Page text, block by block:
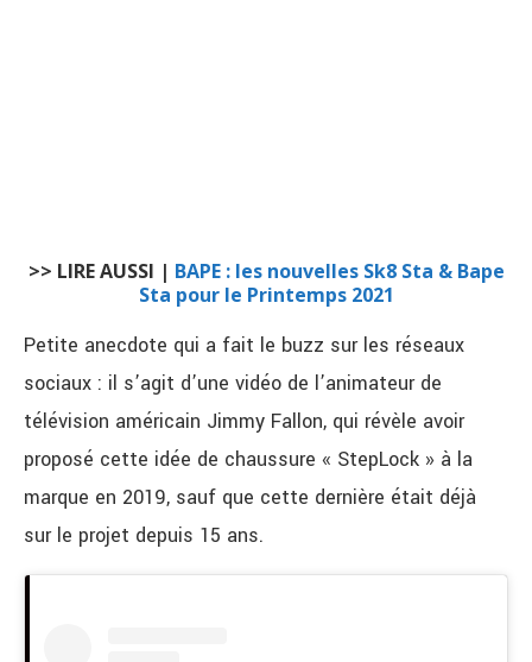
>> LIRE AUSSI | BAPE : les nouvelles Sk8 Sta & Bape
Sta pour le Printemps 2021
Petite anecdote qui a fait le buzz sur les réseaux
sociaux : il s’agit d’une vidéo de l’animateur de
télévision américain Jimmy Fallon, qui révèle avoir
proposé cette idée de chaussure « StepLock » à la
marque en 2019, sauf que cette dernière était déjà
sur le projet depuis 15 ans.